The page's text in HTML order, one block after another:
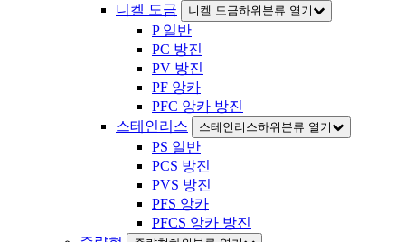
니켈 도금 니켈 도금하위분류 열기
P 일반
PC 방진
PV 방진
PF 앙카
PFC 앙카 방진
스테인리스
스테인리스하위분류 열기
PS 일반
PCS 방진
PVS 방진
PFS 앙카
PFCS 앙카 방진